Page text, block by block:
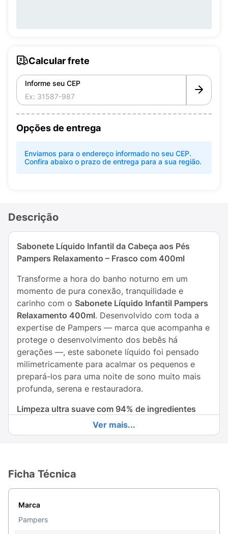
Calcular frete
Informe seu CEP
Opções de entrega
Enviamos para o endereço informado no seu CEP.
Confira abaixo o prazo de entrega para a sua região.
Descrição
Sabonete Líquido Infantil da Cabeça aos Pés
Pampers Relaxamento – Frasco com 400ml
Transforme a hora do banho noturno em um
momento de pura conexão, tranquilidade e
carinho com o Sabonete Líquido Infantil Pampers
Relaxamento 400ml. Desenvolvido com toda a
expertise de Pampers — marca que acompanha e
protege o desenvolvimento dos bebês há
gerações —, este sabonete líquido foi pensado
milimetricamente para acalmar os pequenos e
prepará-los para uma noite de sono muito mais
profunda, serena e restauradora.
Limpeza ultra suave com 94% de ingredientes
naturais e Tecnologia Confortz:
diferencial da linha Relaxamento é a sua
com a inovadora
relaxamento
espuma sedosa promove uma higiene impecável
Ver mais...
Ficha Técnica
Marca
Pampers